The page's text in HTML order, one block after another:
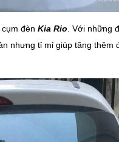
cụm đènKia Rio . Với những
nhưng tỉ mỉ giúp tăng thêm